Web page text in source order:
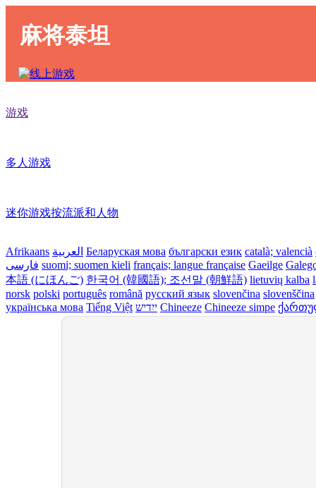
麻将泰坦
游戏
多人游戏
迷你游戏按流派和人物
Afrikaans العربية Беларуская мова български език català; valencià
فارسی suomi; suomen kieli français; langue française Gaeilge
本語 (にほんご) 한국어 (韓國語); 조선말 (朝鮮語) lietuvių kalba
norsk polski português română русский язык slovenčina slovenščina
українська мова Tiếng Việt ייִדיש Chineeze Chineeze simpe